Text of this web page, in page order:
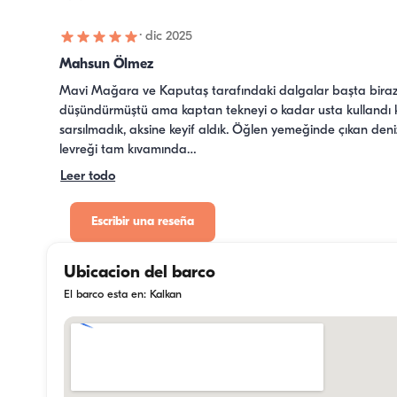
·dic 2025
Mahsun Ölmez
Mavi Mağara ve Kaputaş tarafındaki dalgalar başta
düşündürmüştü ama kaptan tekneyi o kadar usta kullandı
sarsılmadık, aksine keyif aldık. Öğlen yemeğinde çıkan
levreği tam kıvamında…
Leer todo
Escribir una reseña
Ubicacion del barco
El barco esta en: Kalkan